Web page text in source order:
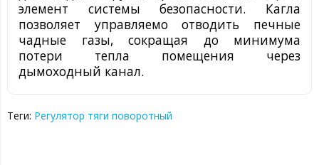
элемент системы безопасности. Кагла
позволяет управляемо отводить печные
чадные газы, сокращая до минимума
потери тепла помещения через
дымоходный канал.
Теги: Регулятор тяги поворотный